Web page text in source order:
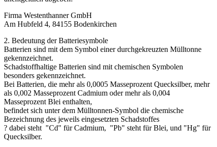
Firma Westenthanner GmbH
Am Hubfeld 4, 84155 Bodenkirchen
2. Bedeutung der Batteriesymbole
Batterien sind mit dem Symbol einer durchgekreuzten Mülltonne
gekennzeichnet.
Schadstoffhaltige Batterien sind mit chemischen Symbolen
besonders gekennzeichnet.
Bei Batterien, die mehr als 0,0005 Masseprozent Quecksilber, mehr
als 0,002 Masseprozent Cadmium oder mehr als 0,004
Masseprozent Blei enthalten,
befindet sich unter dem Mülltonnen-Symbol die chemische
Bezeichnung des jeweils eingesetzten Schadstoffes
? dabei steht "Cd" für Cadmium, "Pb" steht für Blei, und "Hg" für
Quecksilber.